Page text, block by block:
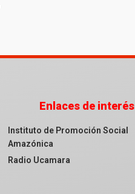
Enlaces de interés
Instituto de Promoción Social
Amazónica
Radio Ucamara